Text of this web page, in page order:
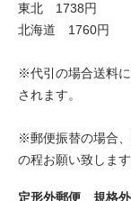
東北 1738円
北海道 1760円
※代引の場合送料
されます。
※郵便振替の場合
の程お願い致します
定形外郵便 規格